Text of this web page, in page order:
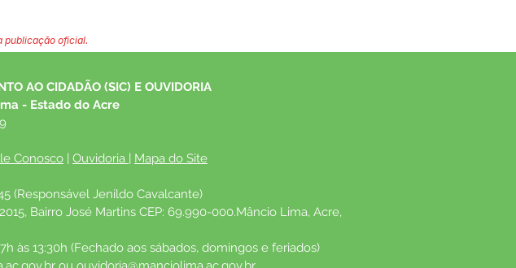
publicação oficial.
AO CIDADÃO (SIC) E OUVIDORIA
- Estado do Acre
Conosco | Ouvidoria | Mapa do Site
(Responsável Jenildo Cavalcante)
Bairro José Martins CEP: 69.990-000.Mâncio Lima, Acre,
às 13:30h (Fechado aos sábados, domingos e feriados)